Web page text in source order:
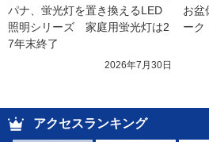
パナ、蛍光灯を置き換えるLED
照明シリーズ　家庭用蛍光灯は2
7年末終了
2026年7月30日
お盆
ーク
アクセスランキング